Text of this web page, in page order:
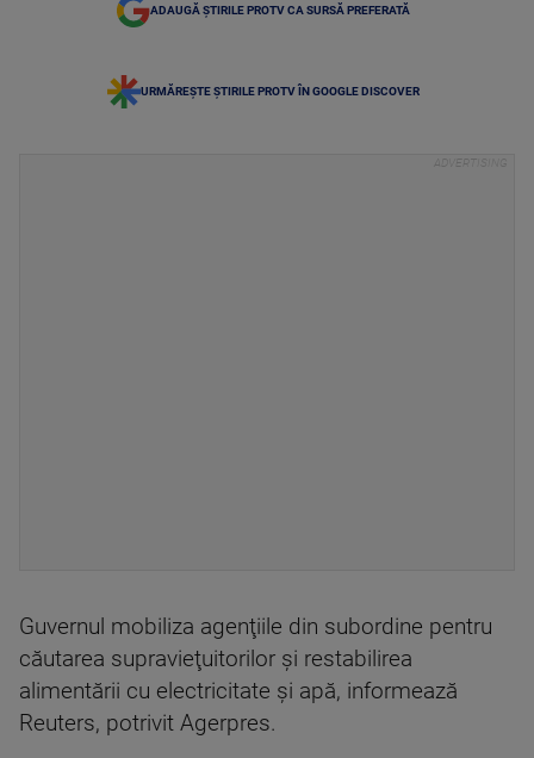
ADAUGĂ ȘTIRILE PROTV CA SURSĂ PREFERATĂ
URMĂREȘTE ȘTIRILE PROTV ÎN GOOGLE DISCOVER
Guvernul mobiliza agenţiile din subordine pentru
căutarea supravieţuitorilor şi restabilirea
alimentării cu electricitate şi apă, informează
Reuters, potrivit Agerpres.